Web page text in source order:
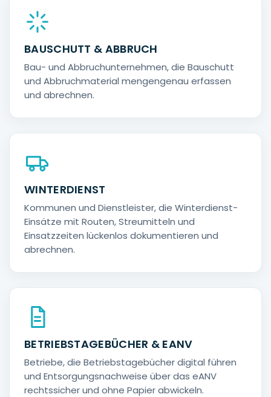
BAUSCHUTT & ABBRUCH
Bau- und Abbruchunternehmen, die Bauschutt
und Abbruchmaterial mengengenau erfassen
und abrechnen.
WINTERDIENST
Kommunen und Dienstleister, die Winterdienst-
Einsätze mit Routen, Streumitteln und
Einsatzzeiten lückenlos dokumentieren und
abrechnen.
BETRIEBSTAGEBÜCHER & EANV
Betriebe, die Betriebstagebücher digital führen
und Entsorgungsnachweise über das eANV
rechtssicher und ohne Papier abwickeln.